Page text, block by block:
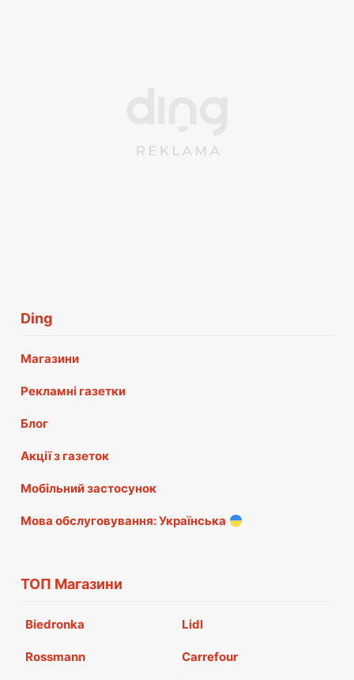
Ding
Магазини
Рекламні газетки
Блог
Акції з газеток
Мобільний застосунок
Мова обслуговування: Українська
ТОП Магазини
Biedronka Lidl
Rossmann Carrefour